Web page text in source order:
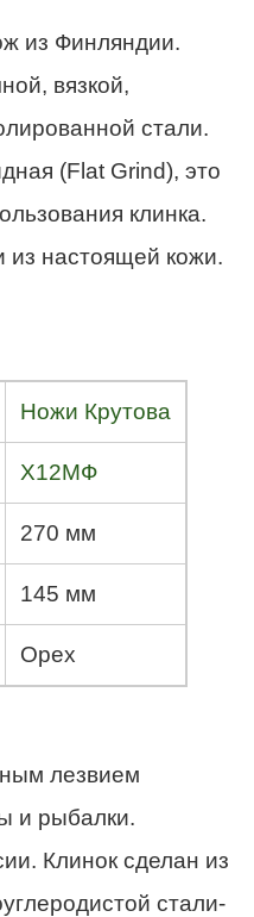
из Финляндии.
вязкой,
стали.
(Flat Grind), это
клинка.
из настоящей кожи.
Ножи Крутова
Х12МФ
270 мм
145 мм
Орех
лезвием
и рыбалки.
Клинок сделан из
стали-